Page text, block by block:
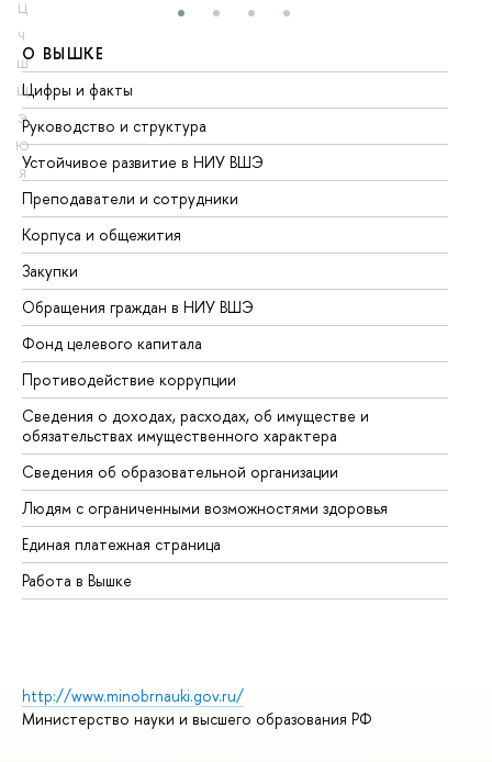
Ц
Ч
Ш
Щ
Э
Ю
Я
О ВЫШКЕ
Цифры и факты
Руководство и структура
Устойчивое развитие в НИУ ВШЭ
Преподаватели и сотрудники
Корпуса и общежития
Закупки
Обращения граждан в НИУ ВШЭ
Фонд целевого капитала
Противодействие коррупции
Сведения о доходах, расходах, об имуществе и
обязательствах имущественного характера
Сведения об образовательной организации
Людям с ограниченными возможностями здоровья
Единая платежная страница
Работа в Вышке
http://www.minobrnauki.gov.ru/
Министерство науки и высшего образования РФ